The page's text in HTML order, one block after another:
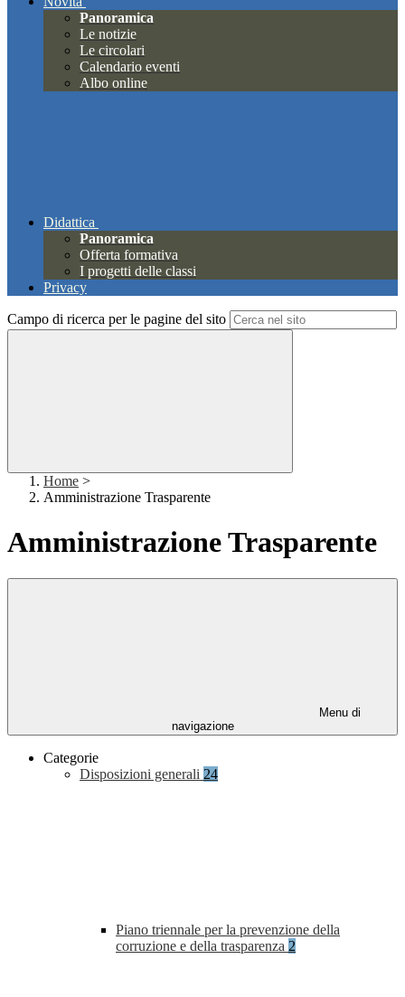
Panoramica
Le notizie
Le circolari
Calendario eventi
Albo online
Didattica
Panoramica
Offerta formativa
I progetti delle classi
Privacy
Campo di ricerca per le pagine del sito
Home >
Amministrazione Trasparente
Amministrazione Trasparente
Menu di
navigazione
Categorie
Disposizioni generali 24
Piano triennale per la prevenzione della
corruzione e della trasparenza 2